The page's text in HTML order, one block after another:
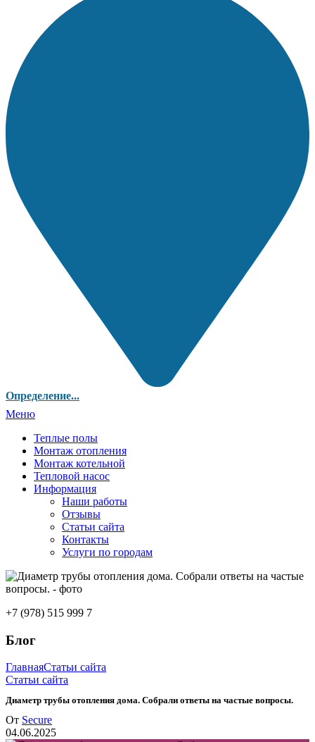
Определение...
Меню
Теплые полы
Монтаж отопления
Монтаж котельной
Тепловой насос
Информация
Наши работы
Отзывы
Статьи сайта
Контакты
Услуги по городам
+7 (978) 515 999 7
Блог
ГлавнаяСтатьи сайта
Статьи сайта
Диаметр трубы отопления дома. Собрали ответы на частые вопросы.
От Secure
04.06.2025